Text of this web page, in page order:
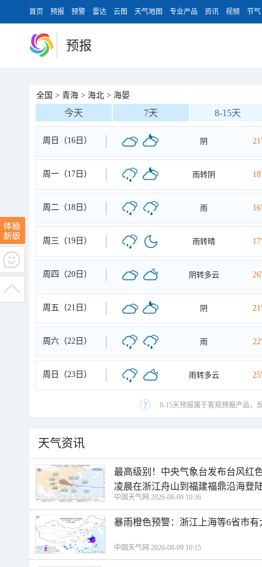
首页 预报 预警 雷达 云图 天气地图 专业产品 资讯 视频 节气
预报
全国 > 青海 > 海北 > 海晏
今天 7天 8-15天
周日（16日） 阴
周一（17日） 雨转阴
周二（18日） 雨
周三（19日） 雨转晴
周四（20日） 阴转多云
周五（21日） 阴
周六（22日） 雨
周日（23日） 雨转多云
8-15天预报属于客观预报产品，
天气资讯
最高级别！中央气象台发布台风红
凌晨在浙江舟山到福建福鼎沿海登
中国天气网 2026-08-09 10:36
暴雨橙色预警：浙江上海等6省市
中国天气网 2026-08-09 10:15